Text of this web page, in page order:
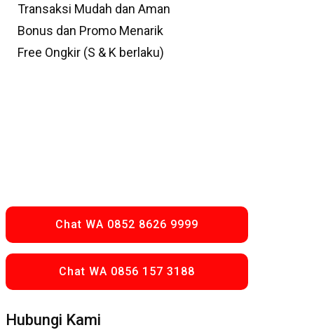
Transaksi Mudah dan Aman
Bonus dan Promo Menarik
Free Ongkir (S & K berlaku)
Chat WA 0852 8626 9999
Chat WA 0856 157 3188
Hubungi Kami